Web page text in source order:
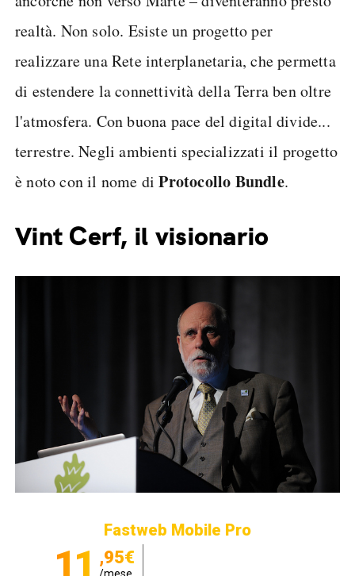
realtà. Non solo. Esiste un progetto per
realizzare una Rete interplanetaria, che permetta
di estendere la connettività della Terra ben oltre
l'atmosfera. Con buona pace del digital divide...
terrestre. Negli ambienti specializzati il progetto
è noto con il nome diProtocollo Bundle.
Vint Cerf, il visionario
Fastweb Mobile Pro
11 ,95€